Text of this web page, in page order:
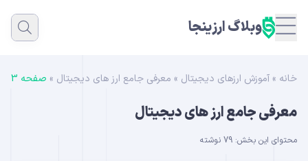
وبلاگ ارزینجا
خانه » آموزش ارزهای دیجیتال » معرفی جامع ارز های دیجیتال » صفحه 3
معرفی جامع ارز های دیجیتال
محتوای این بخش: 79 نوشته